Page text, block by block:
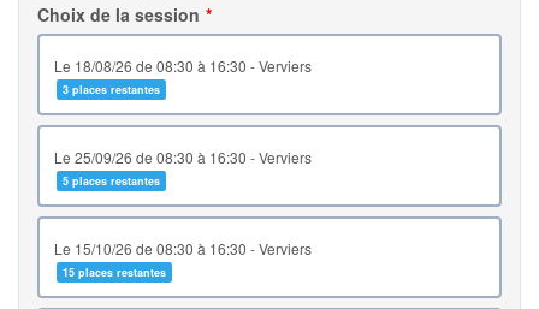
Choix de la session
le 18/08/26 de 08:30 à 16:30 - Verviers
3 places restantes
le 25/09/26 de 08:30 à 16:30 - Verviers
5 places restantes
le 15/10/26 de 08:30 à 16:30 - Verviers
15 places restantes